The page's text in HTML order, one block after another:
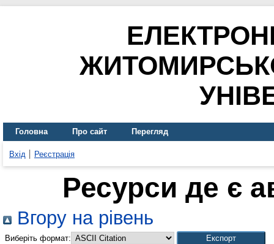
Головна Про сайт Перегляд
Вхід Реєстрація
Ресурси де є
Вгору на рівень
Виберіть формат: